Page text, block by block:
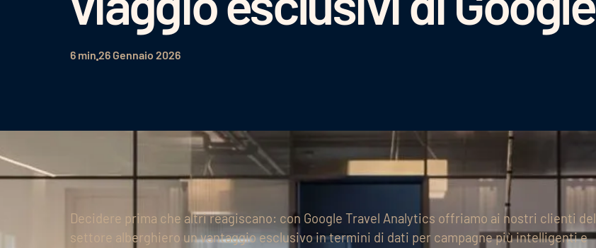
6 min 26 Gennaio 2026
Decidere prima che altri reagiscano: con Google Travel Analytics offriamo ai nostri clienti del
settore alberghiero un vantaggio esclusivo in termini di dati per campagne più intelligenti e